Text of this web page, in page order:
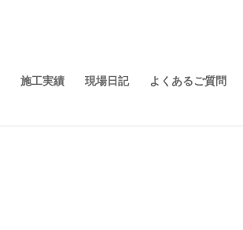
施工実績 現場日記 よくあるご質問